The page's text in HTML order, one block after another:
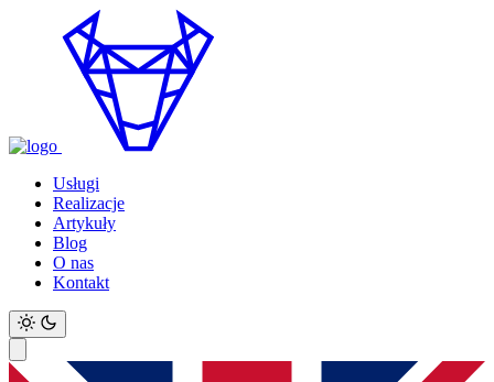
Usługi
Realizacje
Artykuły
Blog
O nas
Kontakt